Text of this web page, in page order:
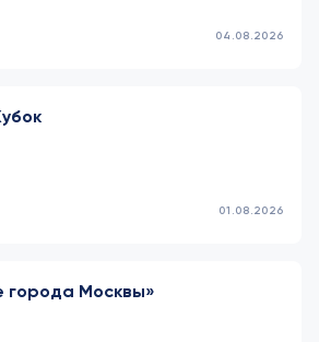
04.08.2026
01.08.2026
города Москвы»